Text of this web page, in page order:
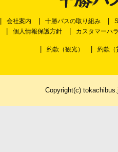
会社案内 十勝バスの取り組み
個人情報保護方針
カスタマーハ
約款（観光） 約款（
Copyright(c)